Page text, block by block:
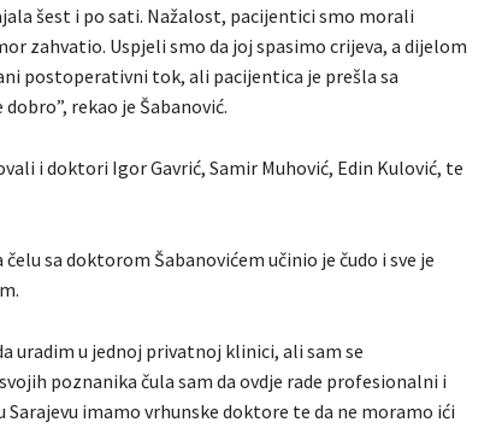
šest i po sati. Nažalost, pacijentici smo morali
zahvatio. Uspjeli smo da joj spasimo crijeva, a dijelom
postoperativni tok, ali pacijentica je prešla sa
rekao je Šabanović.
i doktori Igor Gavrić, Samir Muhović, Edin Kulović, te
sa doktorom Šabanovićem učinio je čudo i sve je
uradim u jednoj privatnoj klinici, ali sam se
poznanika čula sam da ovdje rade profesionalni i
imamo vrhunske doktore te da ne moramo ići